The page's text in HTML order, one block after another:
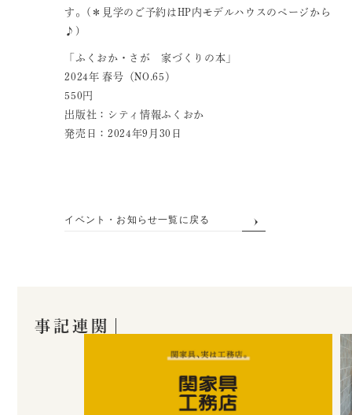
す。(＊見学のご予約はHP内モデルハウスのページから
♪)
「ふくおか・さが 家づくりの本」
2024年 春号（NO.65）
550円
出版社：シティ情報ふくおか
発売日：2024年9月30日
イベント・お知らせ一覧に戻る
関連記事